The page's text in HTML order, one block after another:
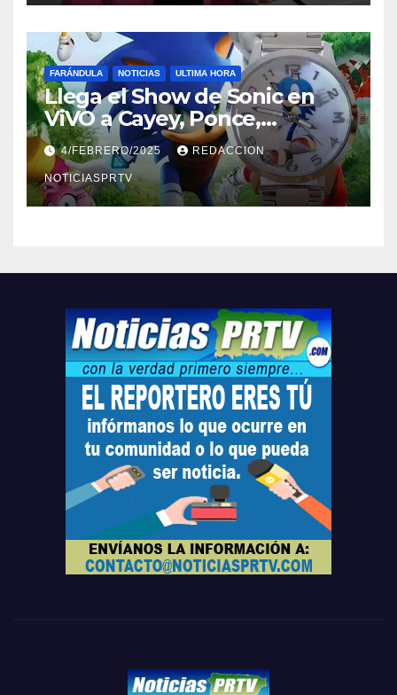
FARÁNDULA NOTICIAS ULTIMA HORA
Llega el Show de Sonic en
ViVO a Cayey, Ponce,
Barceloneta y Humacao,
Relojes gratis para el que
compre ahora….
4/FEBRERO/2025 REDACCION
NOTICIASPRTV